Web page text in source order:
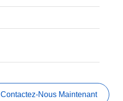
Contactez-Nous Maintenant